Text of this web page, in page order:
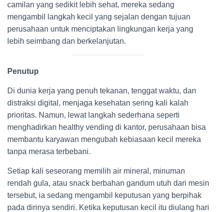
camilan yang sedikit lebih sehat, mereka sedang
mengambil langkah kecil yang sejalan dengan tujuan
perusahaan untuk menciptakan lingkungan kerja yang
lebih seimbang dan berkelanjutan.
Penutup
Di dunia kerja yang penuh tekanan, tenggat waktu, dan
distraksi digital, menjaga kesehatan sering kali kalah
prioritas. Namun, lewat langkah sederhana seperti
menghadirkan healthy vending di kantor, perusahaan bisa
membantu karyawan mengubah kebiasaan kecil mereka
tanpa merasa terbebani.
Setiap kali seseorang memilih air mineral, minuman
rendah gula, atau snack berbahan gandum utuh dari mesin
tersebut, ia sedang mengambil keputusan yang berpihak
pada dirinya sendiri. Ketika keputusan kecil itu diulang hari